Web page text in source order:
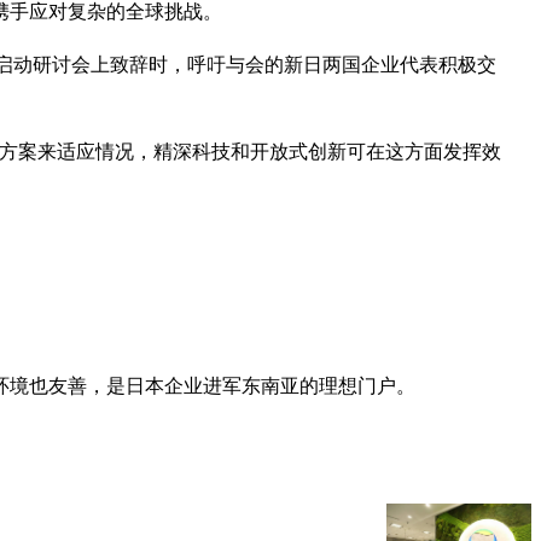
应对复杂的全球挑战。
动研讨会上致辞时，呼吁与会的新日两国企业代表积极交
案来适应情况，精深科技和开放式创新可在这方面发挥效
也友善，是日本企业进军东南亚的理想门户。